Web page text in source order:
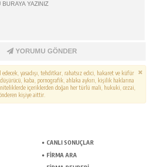
YORUMU GÖNDER
yasadışı, tehditkar, rahatsız edici, hakaret ve küfür
düşürücü, kaba, pornografik, ahlaka aykırı, kişilik haklarına
içeriklerden doğan her türlü mali, hukuki, cezai,
kişiye aittir.
CANLI SONUÇLAR
FİRMA ARA